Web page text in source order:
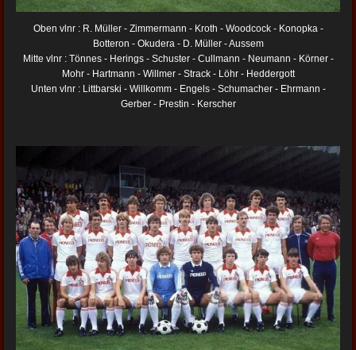
Oben vlnr : R. Müller - Zimmermann - Kroth - Woodcock - Konopka -
Botteron - Okudera - D. Müller - Aussem
Mitte vlnr : Tönnes - Herings - Schuster - Cullmann - Neumann - Körner -
Mohr - Hartmann - Willmer - Strack - Löhr - Heddergott
Unten vlnr : Littbarski - Willkomm - Engels - Schumacher - Ehrmann -
Gerber - Prestin - Kerscher